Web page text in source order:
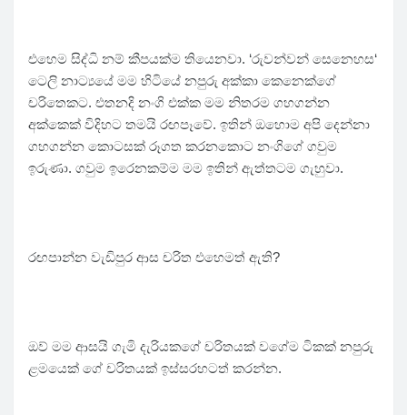
එහෙම සිද්ධි නම් කීපයක්ම තියෙනවා. ‘රුවන්වන් සෙනෙහස‘
ටෙලි නාට්‍යයේ මම හිටියේ නපුරු අක්කා කෙනෙක්ගේ
චරිතෙකට. එතනදි නංගි එක්ක මම නිතරම ගහගන්න
අක්කෙක් විදිහට තමයි රඟපෑවේ. ඉතින් ඔහොම අපි දෙන්නා
ගහගන්න කොටසක් රූගත කරනකොට නංගිගේ ගවුම
ඉරුණා. ගවුම ඉරෙනකම්ම මම ඉතින් ඇත්තටම ගැහුවා.
රඟපාන්න වැඩිපුර ආස චරිත එහෙමත් ඇති?
ඔව් මම ආසයි ගැමි දැරියකගේ චරිතයක් වගේම ටිකක් නපුරු
ළමයෙක් ගේ චරිතයක් ඉස්සරහටත් කරන්න.